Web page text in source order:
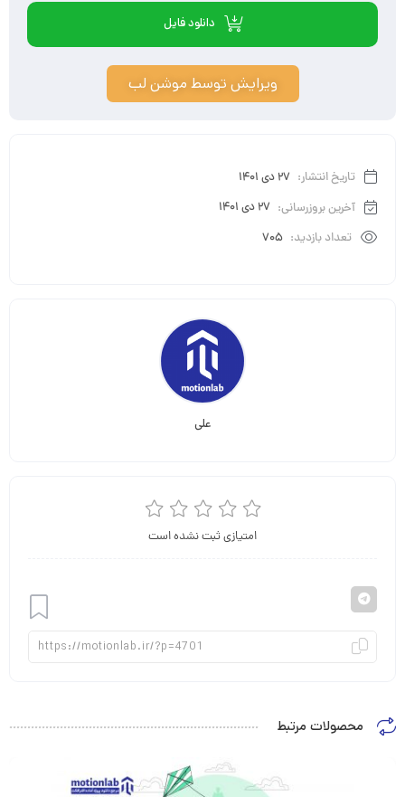
دانلود فایل
ویرایش توسط موشن لب
تاریخ انتشار: 27 دی 1401
آخرین بروزرسانی: 27 دی 1401
تعداد بازدید: 705
علی
افزودن
امتیازی ثبت نشده است
محصولات مرتبط